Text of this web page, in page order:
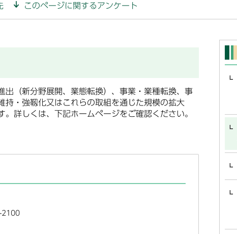
このページに関するアンケート
出（新分野展開、業態転換）、事業・業種転換、事
持・強靱化又はこれらの取組を通じた規模の拡大
詳しくは、下記ホームページをご確認ください。
2100